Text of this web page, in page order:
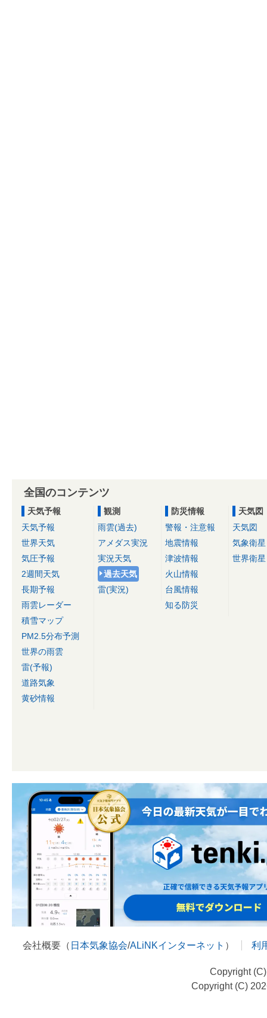
全国のコンテンツ
天気予報
天気予報
世界天気
気圧予報
2週間天気
長期予報
雨雲レーダー
積雪マップ
PM2.5分布予測
世界の雨雲
雷(予報)
道路気象
黄砂情報
観測
雨雲(過去)
アメダス実況
実況天気
過去天気
雷(実況)
防災情報
警報・注意報
地震情報
津波情報
火山情報
台風情報
知る防災
天気図
天気図
気象衛星
世界衛星
会社概要（ 日本気象協会/ALiNKインターネット ） 利
Copyright
Copyright (C)